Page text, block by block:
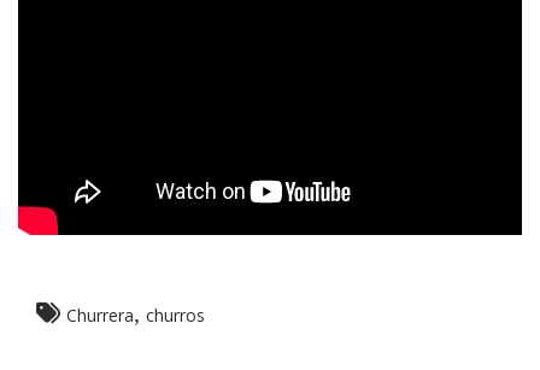
Churrera churros